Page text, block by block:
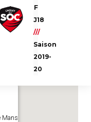
F
J18
///
Saison
2019-
20
Roger
Mans